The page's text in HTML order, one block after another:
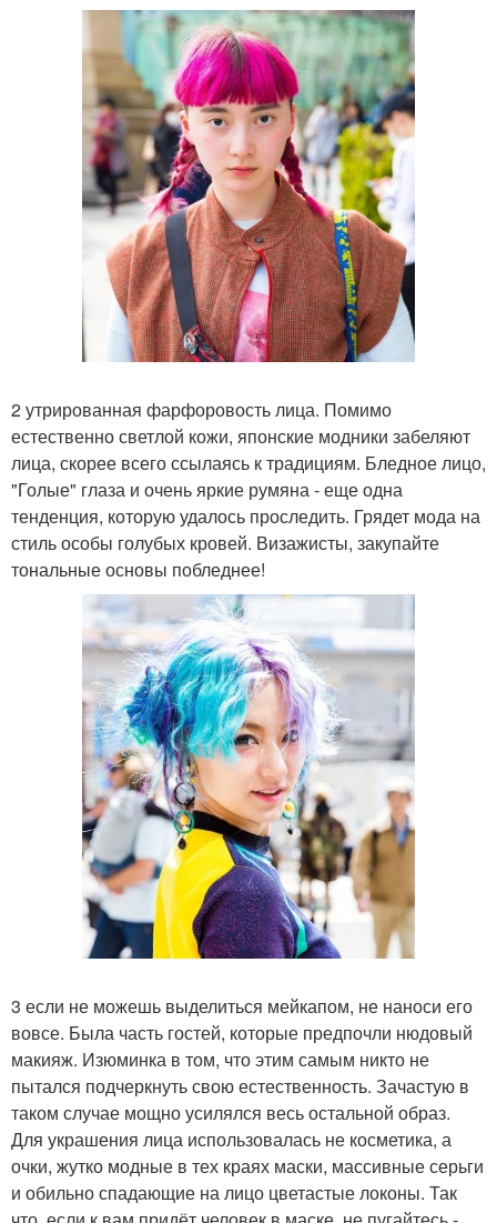
2 утрированная фарфоровость лица. Помимо
естественно светлой кожи, японские модники забеляют
лица, скорее всего ссылаясь к традициям. Бледное лицо,
"Голые" глаза и очень яркие румяна - еще одна
тенденция, которую удалось проследить. Грядет мода на
стиль особы голубых кровей. Визажисты, закупайте
тональные основы побледнее!
3 если не можешь выделиться мейкапом, не наноси его
вовсе. Была часть гостей, которые предпочли нюдовый
макияж. Изюминка в том, что этим самым никто не
пытался подчеркнуть свою естественность. Зачастую в
таком случае мощно усилялся весь остальной образ.
Для украшения лица использовалась не косметика, а
очки, жутко модные в тех краях маски, массивные серьги
и обильно спадающие на лицо цветастые локоны. Так